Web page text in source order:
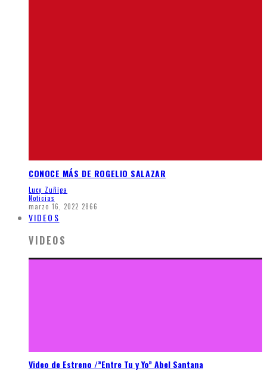
CONOCE MÁS DE ROGELIO SALAZAR
Lucy Zuñiga
Noticias
marzo 16, 2022 2866
VIDEOS
VIDEOS
Video de Estreno /”Entre Tu y Yo” Abel Santana